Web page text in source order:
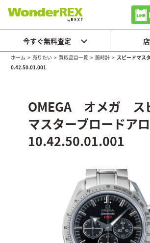
今すぐ無料査定
ホーム >売りたい > 買取品目一覧 >腕時計 > スピードマス
0.42.50.01.001
OMEGA オメガ ス
マスターブロードア
10.42.50.01.001